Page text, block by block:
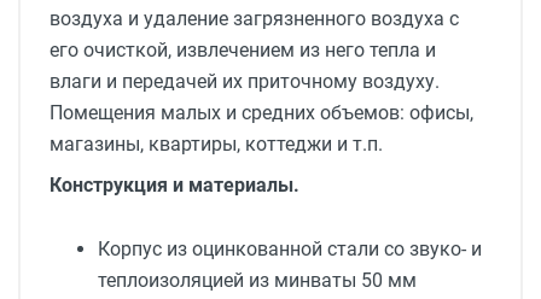
воздуха и удаление загрязненного воздуха с
его очисткой, извлечением из него тепла и
влаги и передачей их приточному воздуху.
Помещения малых и средних объемов: офисы,
магазины, квартиры, коттеджи и т.п.
Конструкция и материалы.
Корпус из оцинкованной стали со звуко- и
теплоизоляцией из минваты 50 мм